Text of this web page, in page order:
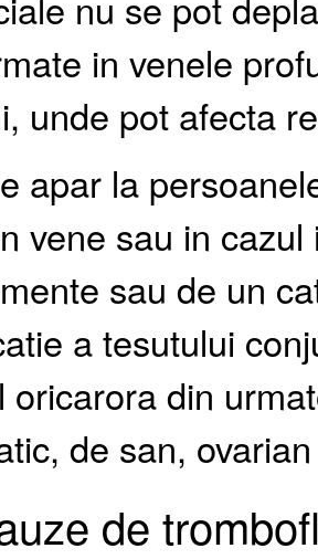
in venele
unde pot afecta
apar la
vene sau in
sau de un
a tesutului
oricarora din
de san,
de